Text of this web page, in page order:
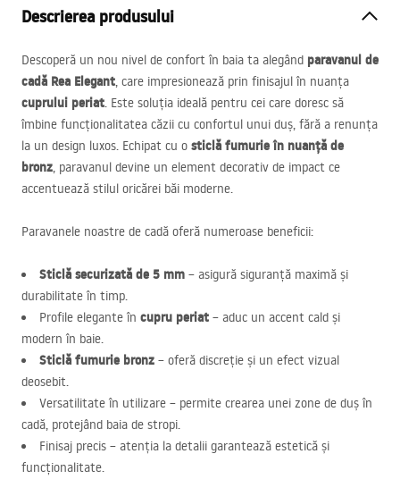
Descrierea produsului
Descoperă un nou nivel de confort în baia ta alegând paravanul de
cadă Rea Elegant, care impresionează prin finisajul în nuanța
cuprului periat. Este soluția ideală pentru cei care doresc să
îmbine funcționalitatea căzii cu confortul unui duș, fără a renunța
la un design luxos. Echipat cu o sticlă fumurie în nuanță de
bronz, paravanul devine un element decorativ de impact ce
accentuează stilul oricărei băi moderne.
Paravanele noastre de cadă oferă numeroase beneficii:
Sticlă securizată de 5 mm – asigură siguranță maximă și
durabilitate în timp.
Profile elegante în cupru periat – aduc un accent cald și
modern în baie.
Sticlă fumurie bronz – oferă discreție și un efect vizual
deosebit.
Versatilitate în utilizare – permite crearea unei zone de duș în
cadă, protejând baia de stropi.
Finisaj precis – atenția la detalii garantează estetică și
funcționalitate.